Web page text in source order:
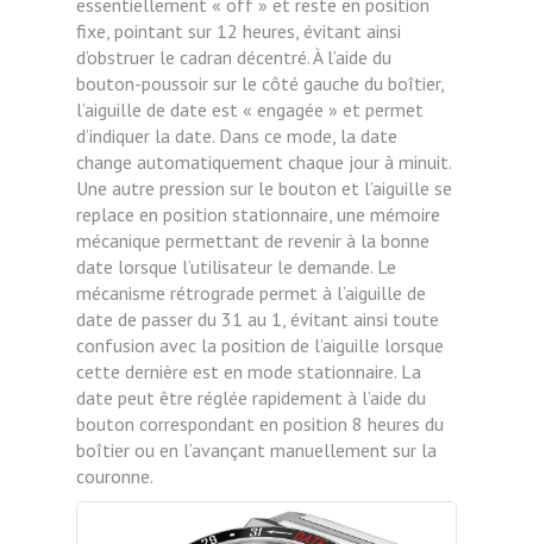
essentiellement « off » et reste en position
fixe, pointant sur 12 heures, évitant ainsi
d’obstruer le cadran décentré. À l’aide du
bouton-poussoir sur le côté gauche du boîtier,
l’aiguille de date est « engagée » et permet
d’indiquer la date. Dans ce mode, la date
change automatiquement chaque jour à minuit.
Une autre pression sur le bouton et l’aiguille se
replace en position stationnaire, une mémoire
mécanique permettant de revenir à la bonne
date lorsque l’utilisateur le demande. Le
mécanisme rétrograde permet à l’aiguille de
date de passer du 31 au 1, évitant ainsi toute
confusion avec la position de l’aiguille lorsque
cette dernière est en mode stationnaire. La
date peut être réglée rapidement à l’aide du
bouton correspondant en position 8 heures du
boîtier ou en l’avançant manuellement sur la
couronne.